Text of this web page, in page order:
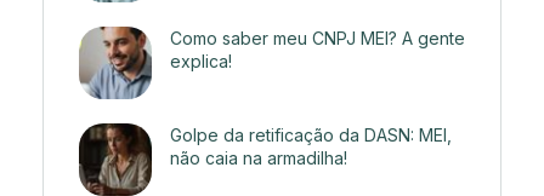
Como saber meu CNPJ MEI? A gente
explica!
Golpe da retificação da DASN: MEI,
não caia na armadilha!